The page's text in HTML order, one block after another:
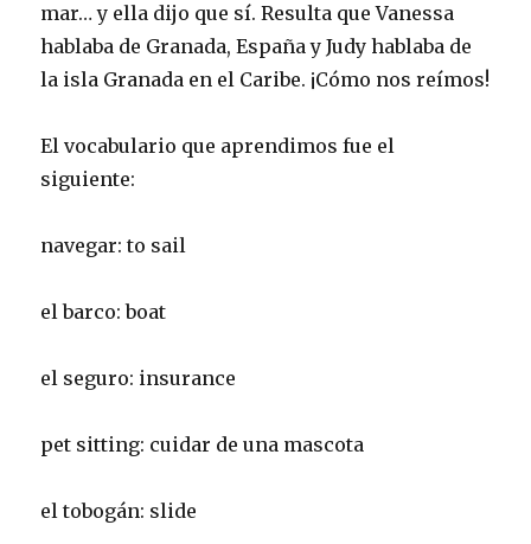
mar… y ella dijo que sí. Resulta que Vanessa
hablaba de Granada, España y Judy hablaba de
la isla Granada en el Caribe. ¡Cómo nos reímos!
El vocabulario que aprendimos fue el
siguiente:
navegar: to sail
el barco: boat
el seguro: insurance
pet sitting: cuidar de una mascota
el tobogán: slide